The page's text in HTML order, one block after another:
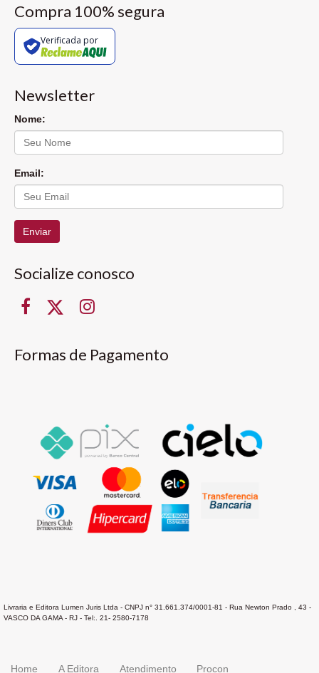
Compra 100% segura
Verificada por
Newsletter
Nome:
Email:
Enviar
Socialize conosco
Formas de Pagamento
Livraria e Editora Lumen Juris Ltda - CNPJ n° 31.661.374/0001-81 - Rua Newton Prado , 43 -
VASCO DA GAMA - RJ - Tel:. 21- 2580-7178
Home A Editora Atendimento Procon